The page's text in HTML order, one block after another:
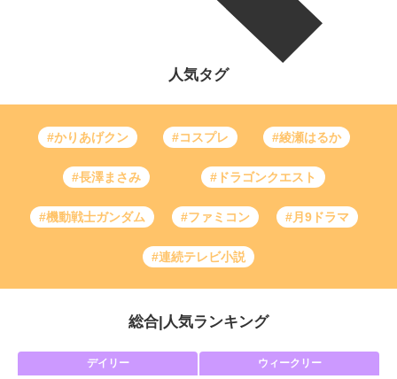
人気タグ
#かりあげクン #コスプレ #綾瀬はるか
#長澤まさみ #ドラゴンクエスト
#機動戦士ガンダム #ファミコン #月9ドラマ
#連続テレビ小説
総合 人気ランキング
デイリー ウィークリー